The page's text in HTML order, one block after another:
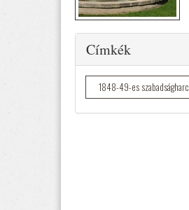
Elrejtés
Címkék
1848-49-es szabadságharc